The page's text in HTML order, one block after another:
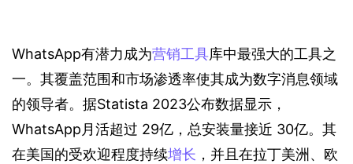
WhatsApp有潜力成为营销工具库中最强大的工具之
一。其覆盖范围和市场渗透率使其成为数字消息领域
的领导者。据Statista 2023公布数据显示，
WhatsApp月活超过 29亿，总安装量接近 30亿。其
在美国的受欢迎程度持续增长 ，并且在拉丁美洲、欧